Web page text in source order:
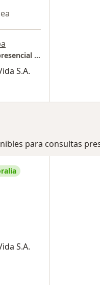
Consulta Psicológica Domiciliaria (Visita presencial en casa)
S.A.
para consultas
S.A.